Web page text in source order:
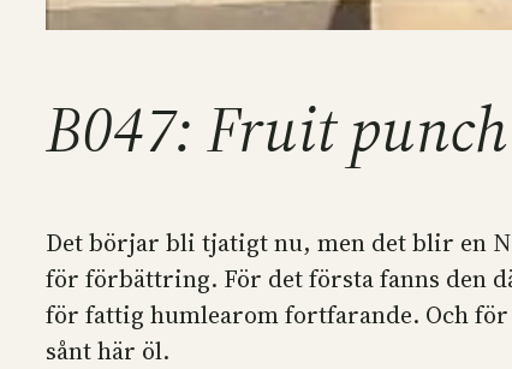
B047: Fruit
Det börjar bli tjatigt nu, men det blir en
för förbättring. För det första fanns den
för fattig humlearom fortfarande. Och
sånt här öl.